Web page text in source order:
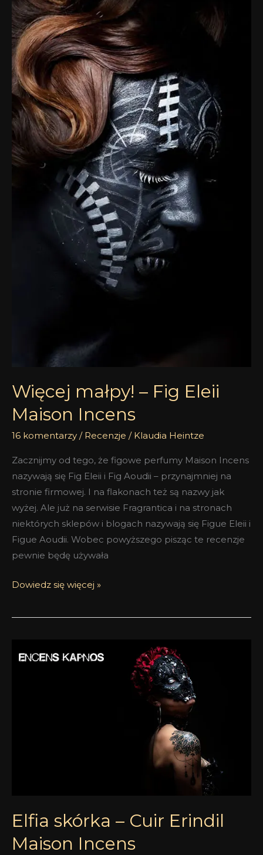
Więcej małpy! – Fig Eleii
Maison Incens
16 komentarzy / Recenzje / Klaudia Heintze
Zacznijmy od tego, że figowe perfumy Maison Incens
nazywają się Fig Eleii i Fig Aoudii – przynajmniej na
stronie firmowej. I na flakonach też są nazwy jak
wyżej. Ale już na serwisie Fragrantica i na stronach
niektórych sklepów i blogach nazywają się Figue Eleii i
Figue Aoudii. Wobec powyższego pisząc te recenzje
pewnie będę używała
małpy!
–
Fig
Eleii
Maison
Incens
Dowiedz się więcej »
Elfia skórka – Cuir Erindil
Maison Incens
skórka